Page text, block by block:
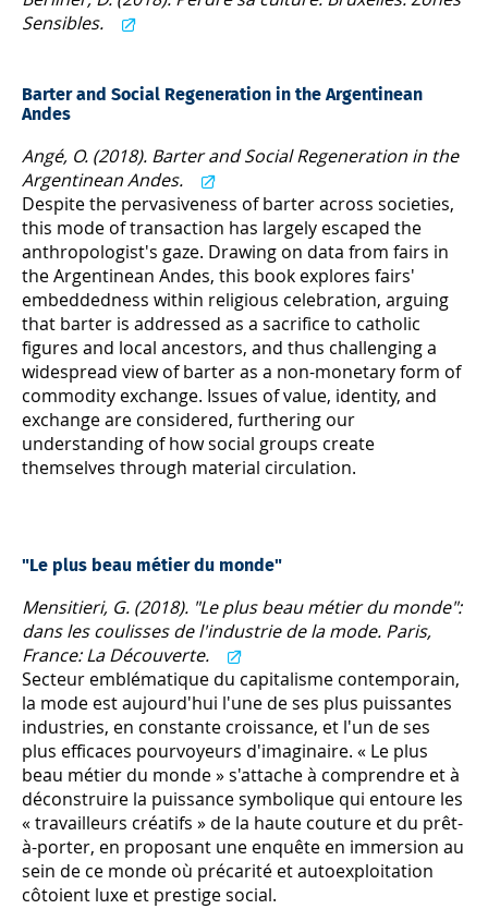
Sensibles.
Barter and Social Regeneration in the Argentinean
Andes
Angé, O. (2018). Barter and Social Regeneration in the
Argentinean Andes.
Despite the pervasiveness of barter across societies,
this mode of transaction has largely escaped the
anthropologist's gaze. Drawing on data from fairs in
the Argentinean Andes, this book explores fairs'
embeddedness within religious celebration, arguing
that barter is addressed as a sacrifice to catholic
figures and local ancestors, and thus challenging a
widespread view of barter as a non-monetary form of
commodity exchange. Issues of value, identity, and
exchange are considered, furthering our
understanding of how social groups create
themselves through material circulation.
"Le plus beau métier du monde"
Mensitieri, G. (2018). "Le plus beau métier du monde":
dans les coulisses de l'industrie de la mode. Paris,
France: La Découverte.
Secteur emblématique du capitalisme contemporain,
la mode est aujourd'hui l'une de ses plus puissantes
industries, en constante croissance, et l'un de ses
plus efficaces pourvoyeurs d'imaginaire. « Le plus
beau métier du monde » s'attache à comprendre et à
déconstruire la puissance symbolique qui entoure les
« travailleurs créatifs » de la haute couture et du prêt-
à-porter, en proposant une enquête en immersion au
sein de ce monde où précarité et autoexploitation
côtoient luxe et prestige social.